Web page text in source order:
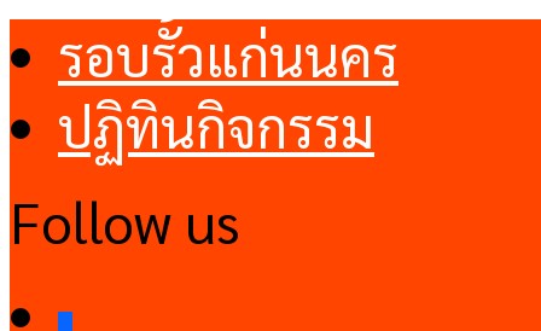
รอบรั้วแก่นนคร
ปฏิทินกิจกรรม
Follow us